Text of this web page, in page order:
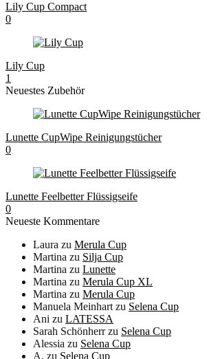
Lily Cup Compact
0
Lily Cup
1
Neuestes Zubehör
Lunette CupWipe Reinigungstücher
0
Lunette Feelbetter Flüssigseife
0
Neueste Kommentare
Laura zu Merula Cup
Martina zu Silja Cup
Martina zu Lunette
Martina zu Merula Cup XL
Martina zu Merula Cup
Manuela Meinhart zu Selena Cup
Ani zu LATESSA
Sarah Schönherrzu Selena Cup
Alessia zu Selena Cup
A. zu Selena Cup